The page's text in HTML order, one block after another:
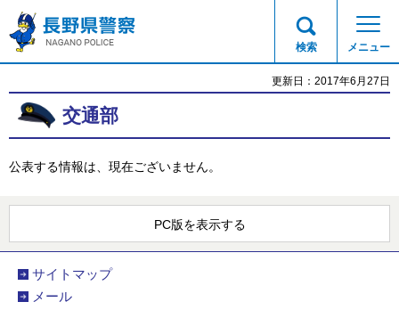
長野県警察
検索 メニュー
更新日：2017年6月27日
交通部
公表する情報は、現在ございません。
PC版を表示する
サイトマップ
メール